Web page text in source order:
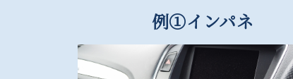
例①インパネ